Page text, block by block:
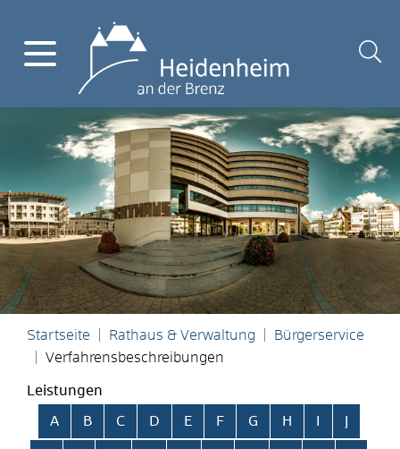
Startseite Rathaus & Verwaltung
Bürgerservice
Verfahrensbeschreibungen
Leistungen
Alphabetisches Register überspringen
A B C D E F G H